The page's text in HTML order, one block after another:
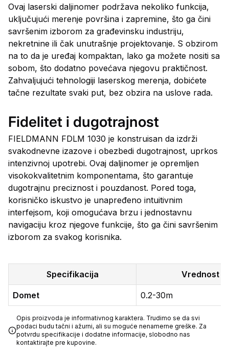
Ovaj laserski daljinomer podržava nekoliko funkcija,
uključujući merenje površina i zapremine, što ga čini
savršenim izborom za građevinsku industriju,
nekretnine ili čak unutrašnje projektovanje. S obzirom
na to da je uređaj kompaktan, lako ga možete nositi sa
sobom, što dodatno povećava njegovu praktičnost.
Zahvaljujući tehnologiji laserskog merenja, dobićete
tačne rezultate svaki put, bez obzira na uslove rada.
Fidelitet i dugotrajnost
FIELDMANN FDLM 1030 je konstruisan da izdrži
svakodnevne izazove i obezbedi dugotrajnost, uprkos
intenzivnoj upotrebi. Ovaj daljinomer je opremljen
visokokvalitetnim komponentama, što garantuje
dugotrajnu preciznost i pouzdanost. Pored toga,
korisničko iskustvo je unapređeno intuitivnim
interfejsom, koji omogućava brzu i jednostavnu
navigaciju kroz njegove funkcije, što ga čini savršenim
izborom za svakog korisnika.
Specifikacija Vrednost
Domet 0.2-30m
Opis proizvoda je informativnog karaktera. Trudimo se da svi
podaci budu tačni i ažurni, ali su moguće nenamerne greške. Za
potvrdu specifikacije i dodatne informacije, slobodno nas
kontaktirajte pre kupovine.